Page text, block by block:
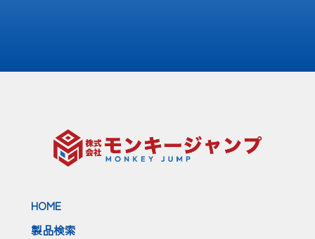
HOME
製品検索